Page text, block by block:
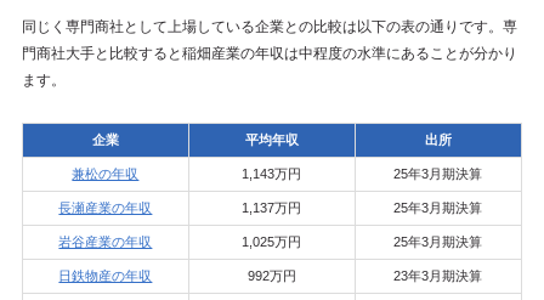
同じく専門商社として上場している企業との比較は以下の表の通りです。専
門商社大手と比較すると稲畑産業の年収は中程度の水準にあることが分かり
ます。
企業 平均年収 出所
兼松の年収 1,143万円 25年3月期決算
長瀬産業の年収 1,137万円 25年3月期決算
岩谷産業の年収 1,025万円 25年3月期決算
日鉄物産の年収 992万円 23年3月期決算